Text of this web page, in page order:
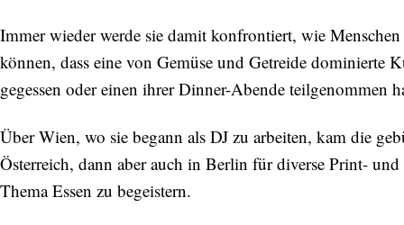
Immer wieder werde sie damit konfrontiert, wie
können, dass eine von Gemüse und Getreide
gegessen oder einen ihrer Dinner-Abende teilgenommen
Über Wien, wo sie begann als DJ zu arbeiten, kam die
Österreich, dann aber auch in Berlin für diverse Print-
Thema Essen zu begeistern.